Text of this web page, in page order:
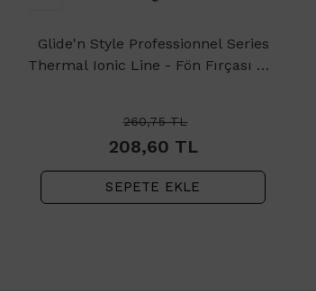
Glide'n Style Professionnel Series
Thermal Ionic Line - Fön Fırçası No:
260,75TL
208,60 TL
SEPETE EKLE